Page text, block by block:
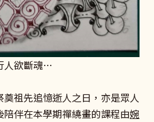
人欲斷魂…
祖先追憶逝人之日，亦是眾人
伴在本學期禪繞畫的課程由婉